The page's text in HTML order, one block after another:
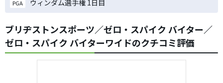
PGA ウィンダム選手権 1日目
ブリヂストンスポーツ／ゼロ・スパイク バイター／
ゼロ・スパイク バイターワイドのクチコミ評価